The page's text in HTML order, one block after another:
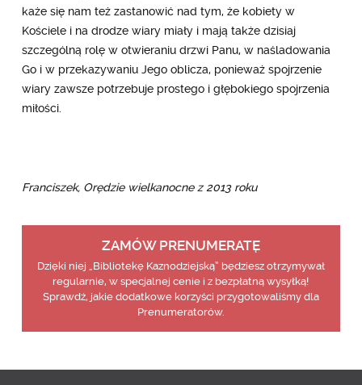
każe się nam też zastanowić nad tym, że kobiety w
Kościele i na drodze wiary miały i mają także dzisiaj
szczególną rolę w otwieraniu drzwi Panu, w naśladowania
Go i w przekazywaniu Jego oblicza, ponieważ spojrzenie
wiary zawsze potrzebuje prostego i głębokiego spojrzenia
miłości.
Franciszek, Orędzie wielkanocne z 2013 roku
ZAMÓW PRENUMERATĘ
Dzięki niej „Bibliotekę Kaznodziejską” będziesz otrzymywał
regularnie, w specjalnej cenie i z bezpłatną wysyłką!
Sprawdź, jakie dodatkowe korzyści przygotowaliśmy dla
Prenumeratorów.